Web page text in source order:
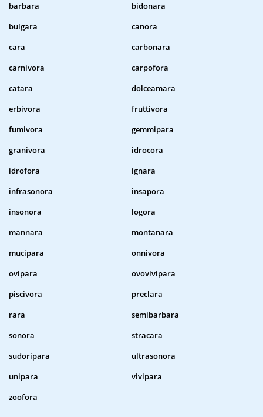
barbara
bidonara
bulgara
canora
cara
carbonara
carnivora
carpofora
catara
dolceamara
erbivora
fruttivora
fumivora
gemmipara
granivora
idrocora
idrofora
ignara
infrasonora
insapora
insonora
logora
mannara
montanara
mucipara
onnivora
ovipara
ovovivipara
piscivora
preclara
rara
semibarbara
sonora
stracara
sudoripara
ultrasonora
unipara
vivipara
zoofora